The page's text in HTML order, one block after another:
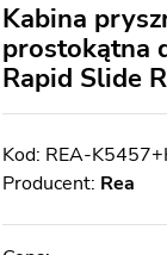
Kabina
prostokątna
Rapid Slide
REA-
Producent: Rea